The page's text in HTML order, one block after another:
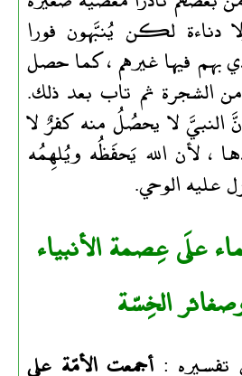
دناءة لكن يُنبَّهون فورا
بهم فيها غيرهم ، كما حصل
الشجرة ثم تاب بعد ذلك.
لا يحصُلُ منه كفرٌ لا
، لأن الله يَحفَظُه ويُلهِمُه
عليه الوحي.
علَى عِصمة الأنبياء
الخِسّة
تفسيره :أجمعت الأمّة على